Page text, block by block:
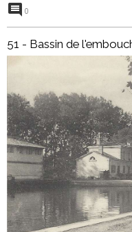
0
51 - Bassin de